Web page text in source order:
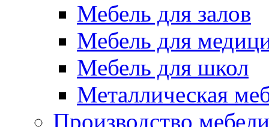
Мебель для залов
Мебель для
Мебель для школ
Металлическая
Производство мебели